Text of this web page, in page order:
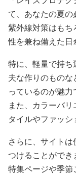
て、あなたの夏の
紫外線対策はもち
性を兼ね備えた日
特に、軽量で持ち
夫な作りのもの
っているのが魅力
また、カラーバ
タイルやファッシ
さらに、サイト
つけることができ
特集ページや季節